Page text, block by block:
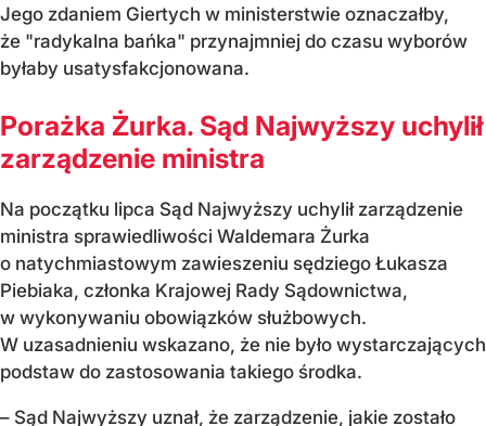
Jego zdaniem Giertych w ministerstwie oznaczałby,
że "radykalna bańka" przynajmniej do czasu wyborów
byłaby usatysfakcjonowana.
Porażka Żurka. Sąd Najwyższy uchylił
zarządzenie ministra
Na początku lipca Sąd Najwyższy uchylił zarządzenie
ministra sprawiedliwości Waldemara Żurka
o natychmiastowym zawieszeniu sędziego Łukasza
Piebiaka, członka Krajowej Rady Sądownictwa,
w wykonywaniu obowiązków służbowych.
W uzasadnieniu wskazano, że nie było wystarczających
podstaw do zastosowania takiego środka.
– Sąd Najwyższy uznał, że zarządzenie, jakie zostało